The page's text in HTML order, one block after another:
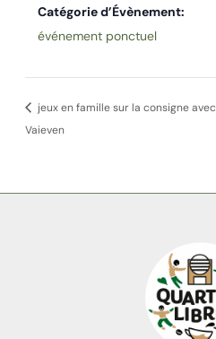
Catégorie d’Évènement:
événement ponctuel
jeux en famille sur la consigne avec
Vaieven